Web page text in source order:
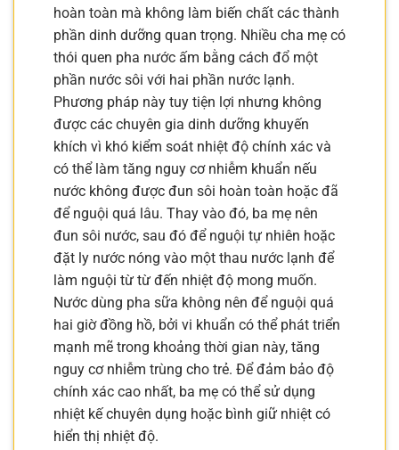
hoàn toàn mà không làm biến chất các thành
phần dinh dưỡng quan trọng. Nhiều cha mẹ có
thói quen pha nước ấm bằng cách đổ một
phần nước sôi với hai phần nước lạnh.
Phương pháp này tuy tiện lợi nhưng không
được các chuyên gia dinh dưỡng khuyến
khích vì khó kiểm soát nhiệt độ chính xác và
có thể làm tăng nguy cơ nhiễm khuẩn nếu
nước không được đun sôi hoàn toàn hoặc đã
để nguội quá lâu. Thay vào đó, ba mẹ nên
đun sôi nước, sau đó để nguội tự nhiên hoặc
đặt ly nước nóng vào một thau nước lạnh để
làm nguội từ từ đến nhiệt độ mong muốn.
Nước dùng pha sữa không nên để nguội quá
hai giờ đồng hồ, bởi vi khuẩn có thể phát triển
mạnh mẽ trong khoảng thời gian này, tăng
nguy cơ nhiễm trùng cho trẻ. Để đảm bảo độ
chính xác cao nhất, ba mẹ có thể sử dụng
nhiệt kế chuyên dụng hoặc bình giữ nhiệt có
hiển thị nhiệt độ.